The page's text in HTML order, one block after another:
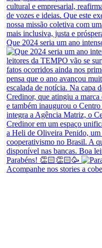
Que 2024 seria um ano
Parabéns! 👏🏻👏🏻🥳
Acompanhe nos stories a